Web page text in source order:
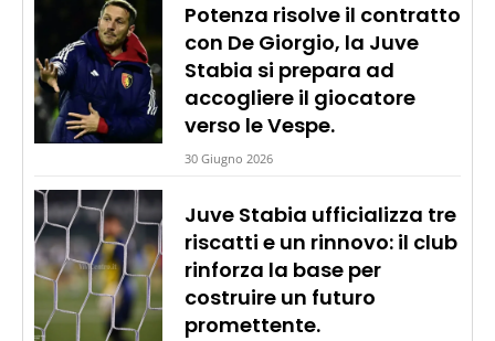
Potenza risolve il contratto
con De Giorgio, la Juve
Stabia si prepara ad
accogliere il giocatore
verso le Vespe.
30 Giugno 2026
Juve Stabia ufficializza tre
riscatti e un rinnovo: il club
rinforza la base per
costruire un futuro
promettente.